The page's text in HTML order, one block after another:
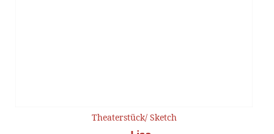
Theaterstück/ Sketch